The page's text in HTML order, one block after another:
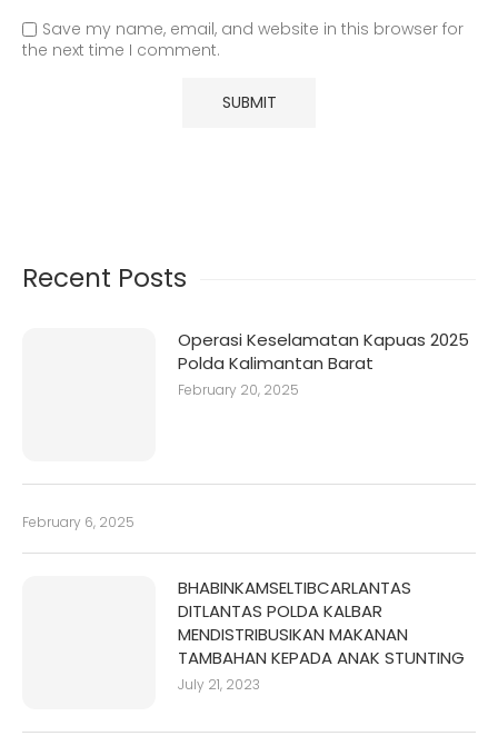
Save my name, email, and website in this browser for
the next time I comment.
Recent Posts
Operasi Keselamatan Kapuas 2025
Polda Kalimantan Barat
February 20, 2025
February 6, 2025
BHABINKAMSELTIBCARLANTAS
DITLANTAS POLDA KALBAR
MENDISTRIBUSIKAN MAKANAN
TAMBAHAN KEPADA ANAK STUNTING
July 21, 2023